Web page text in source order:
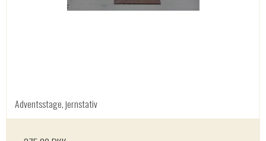
Adventsstage, jernstativ